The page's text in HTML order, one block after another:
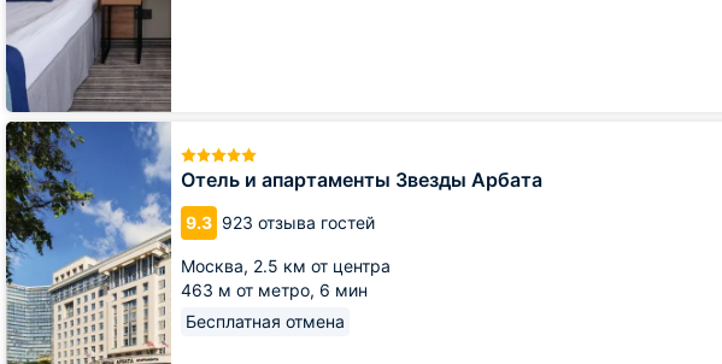
Отель и апартаменты Звезды Арбата
9.3 923 отзыва гостей
Москва, 2.5 км от центра
463 м от метро, 6 мин
Бесплатная отмена
Отель
и
апартаменты
Звезды
Арбата